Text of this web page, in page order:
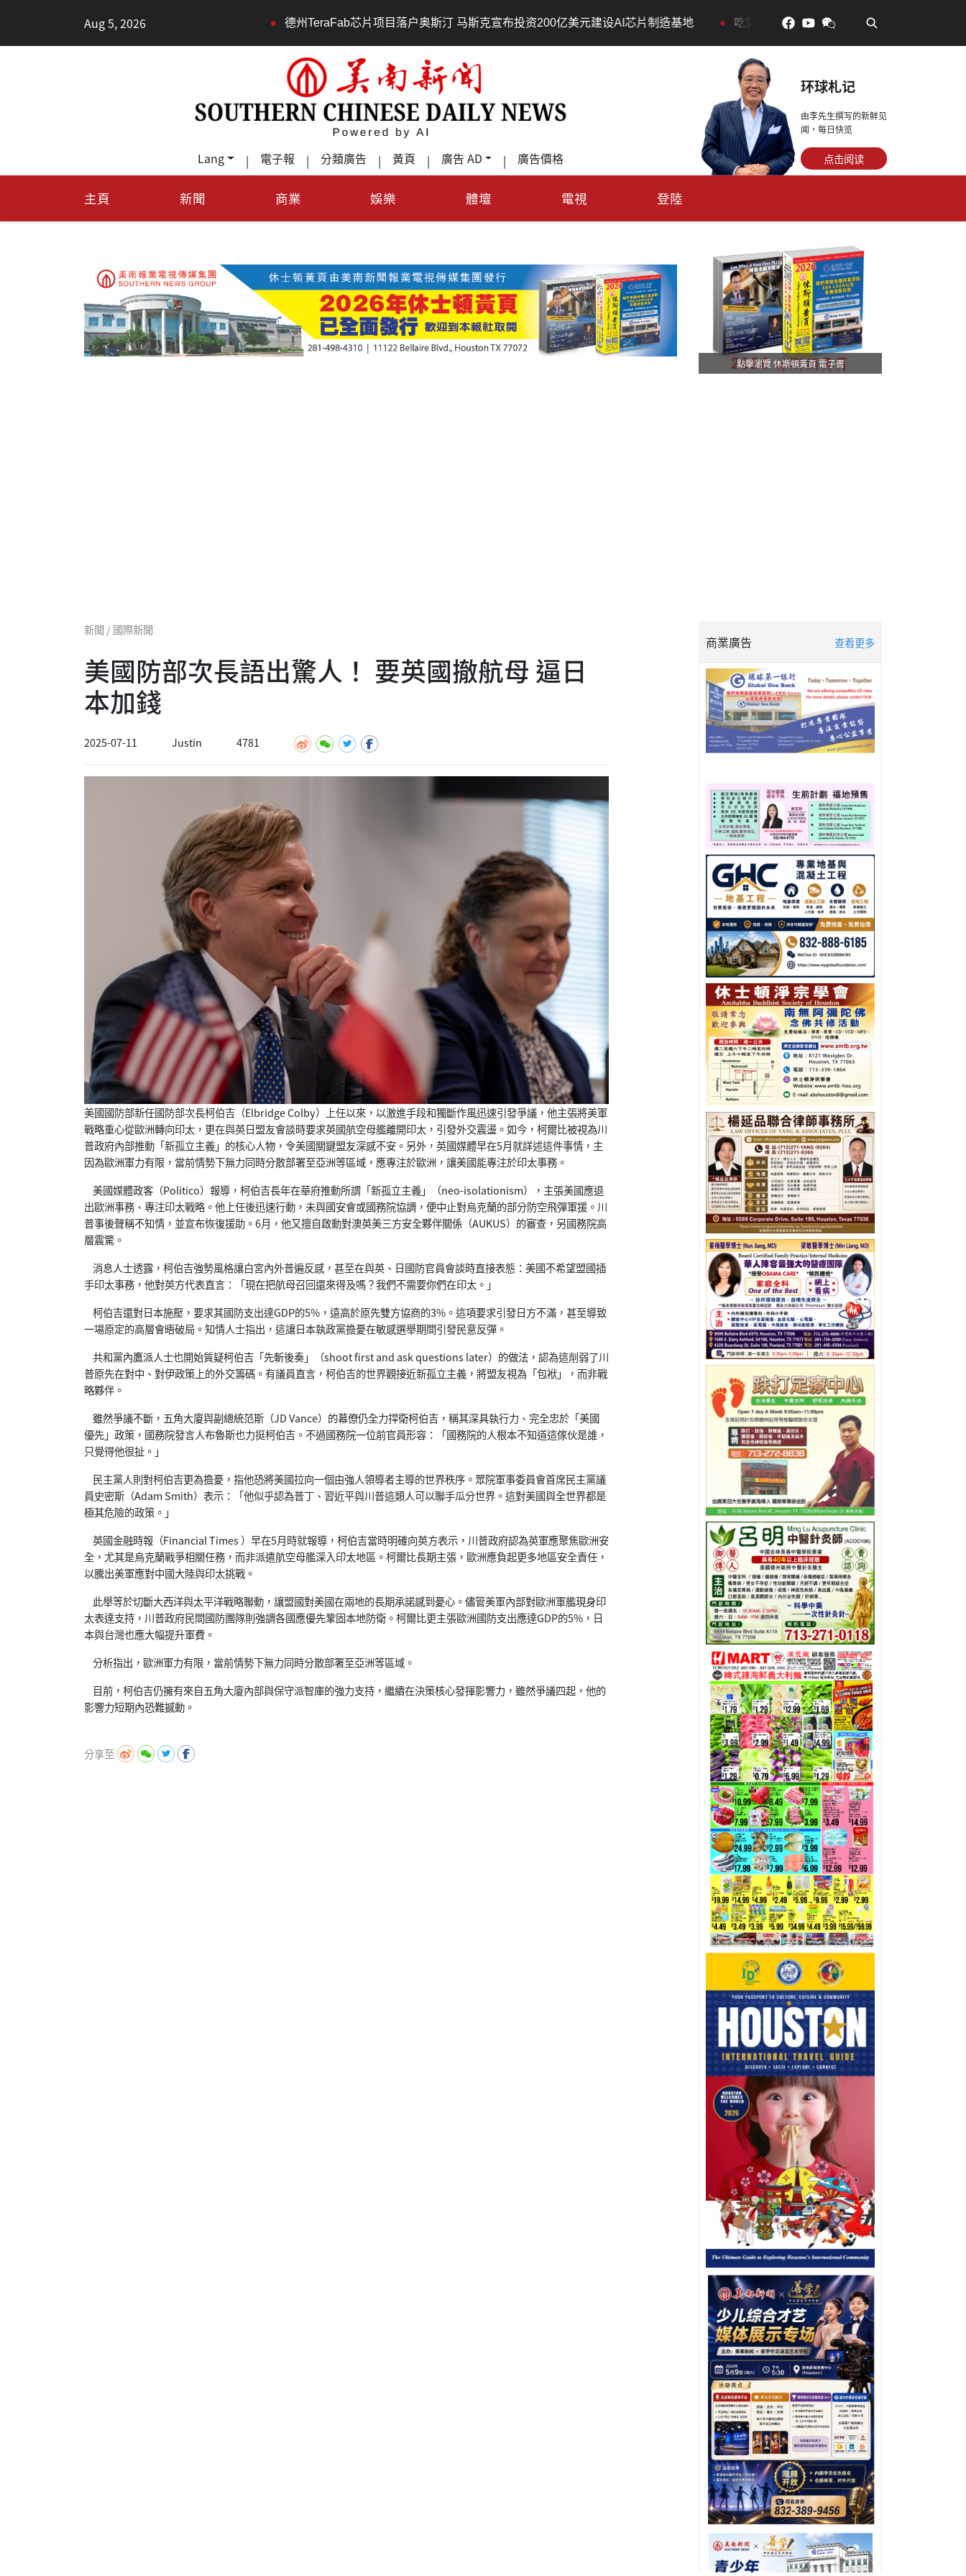
Aug 5, 2026 德州TeraFab芯片项目落户奥斯汀 马斯克宣布投资200亿美元建设AI芯片制造基地 • 吃對了更年輕：花青素如何守住細胞、血管與大腦活力
Lang | 電子報 | 分類廣告 | 黃頁 | 廣告 AD | 廣告價格
环球札记
由李先生撰写的新鲜见
闻，每日快览
点击阅读
主頁 新聞 商業 娛樂 體壇 電視 登陸
點擊瀏覽 休斯頓黃頁 電子書
新聞 / 國際新聞
美國防部次長語出驚人！ 要英國撤航母 逼日
本加錢
2025-07-11 Justin 4781
美國國防部新任國防部次長柯伯吉（Elbridge Colby）上任以來，以激進手段和獨斷作風迅速引發爭議，他主張將美軍
戰略重心從歐洲轉向印太，更在與英日盟友會談時要求英國航空母艦離開印太，引發外交震盪。如今，柯爾比被視為川
普政府內部推動「新孤立主義」的核心人物，令美國關鍵盟友深感不安。另外，英國媒體早在5月就詳述這件事情，主
因為歐洲軍力有限，當前情勢下無力同時分散部署至亞洲等區域，應專注於歐洲，讓美國能專注於印太事務。
美國媒體政客（Politico）報導，柯伯吉長年在華府推動所謂「新孤立主義」（neo-isolationism），主張美國應退
出歐洲事務、專注印太戰略。他上任後迅速行動，未與國安會或國務院協調，便中止對烏克蘭的部分防空飛彈軍援。川
普事後聲稱不知情，並宣布恢復援助。6月，他又擅自啟動對澳英美三方安全夥伴關係（AUKUS）的審查，另國務院高
層震驚。
消息人士透露，柯伯吉強勢風格讓白宮內外普遍反感，甚至在與英、日國防官員會談時直接表態：美國不希望盟國插
手印太事務，他對英方代表直言：「現在把航母召回還來得及嗎？我們不需要你們在印太。」
柯伯吉還對日本施壓，要求其國防支出達GDP的5%，遠高於原先雙方協商的3%。這項要求引發日方不滿，甚至導致
一場原定的高層會晤破局。知情人士指出，這讓日本執政黨擔憂在敏感選舉期間引發民意反彈。
共和黨內鷹派人士也開始質疑柯伯吉「先斬後奏」（shoot first and ask questions later）的做法，認為這削弱了川
普原先在對中、對伊政策上的外交籌碼。有議員直言，柯伯吉的世界觀接近新孤立主義，將盟友視為「包袱」，而非戰
略夥伴。
雖然爭議不斷，五角大廈與副總統范斯（JD Vance）的幕僚仍全力捍衛柯伯吉，稱其深具執行力、完全忠於「美國
優先」政策，國務院發言人布魯斯也力挺柯伯吉。不過國務院一位前官員形容：「國務院的人根本不知道這傢伙是誰，
只覺得他很扯。」
民主黨人則對柯伯吉更為擔憂，指他恐將美國拉向一個由強人領導者主導的世界秩序。眾院軍事委員會首席民主黨議
員史密斯（Adam Smith）表示：「他似乎認為普丁、習近平與川普這類人可以聯手瓜分世界。這對美國與全世界都是
極其危險的政策。」
英國金融時報（Financial Times ）早在5月時就報導，柯伯吉當時明確向英方表示，川普政府認為英軍應聚焦歐洲安
全，尤其是烏克蘭戰爭相關任務，而非派遣航空母艦深入印太地區。柯爾比長期主張，歐洲應負起更多地區安全責任，
以騰出美軍應對中國大陸與印太挑戰。
此舉等於切斷大西洋與太平洋戰略聯動，讓盟國對美國在兩地的長期承諾感到憂心。儘管美軍內部對歐洲軍艦現身印
太表達支持，川普政府民間國防團隊則強調各國應優先鞏固本地防衛。柯爾比更主張歐洲國防支出應達GDP的5%，日
本與台灣也應大幅提升軍費。
分析指出，歐洲軍力有限，當前情勢下無力同時分散部署至亞洲等區域。
目前，柯伯吉仍擁有來自五角大廈內部與保守派智庫的強力支持，繼續在決策核心發揮影響力，雖然爭議四起，他的
影響力短期內恐難撼動。
分享至
商業廣告 查看更多